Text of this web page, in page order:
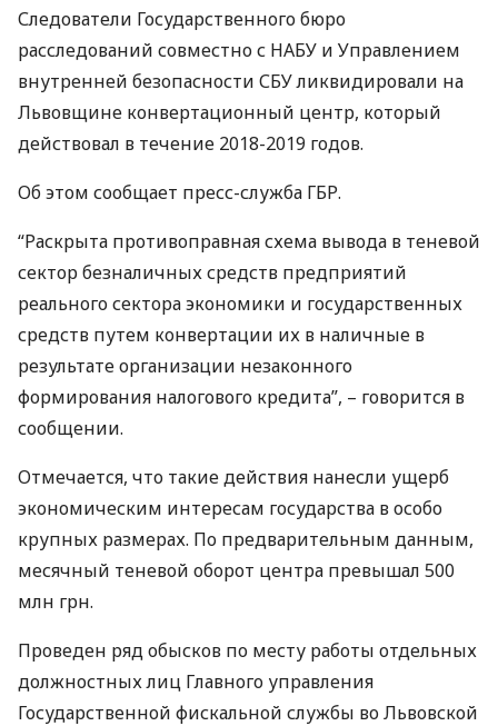
Следователи Государственного бюро
расследований совместно с НАБУ и Управлением
внутренней безопасности СБУликвидировали на
Львовщине конвертационный центр, который
действовал в течение 2018-2019 годов.
Об этом сообщает пресс-служба ГБР.
“Раскрыта противоправная схема вывода в теневой
сектор безналичных средств предприятий
реального сектора экономики и государственных
средств путем конвертации их в наличные в
результате организации незаконного
формирования налогового кредита”, – говорится в
сообщении.
Отмечается, что такие действия нанесли ущерб
экономическим интересам государства в особо
крупных размерах. По предварительным данным,
месячный теневой оборот центра превышал 500
млн грн.
Проведен ряд обысков по месту работы отдельных
должностных лиц Главного управления
Государственной фискальной службы во Львовской